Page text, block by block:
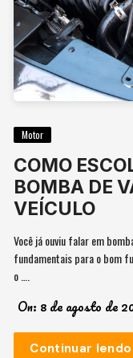
Motor
COMO
BOMBA DE
VEÍCULO
Você já ouviu falar em
fundamentais para o bom
o ….
On: 8 de agosto de
Continuar lendo